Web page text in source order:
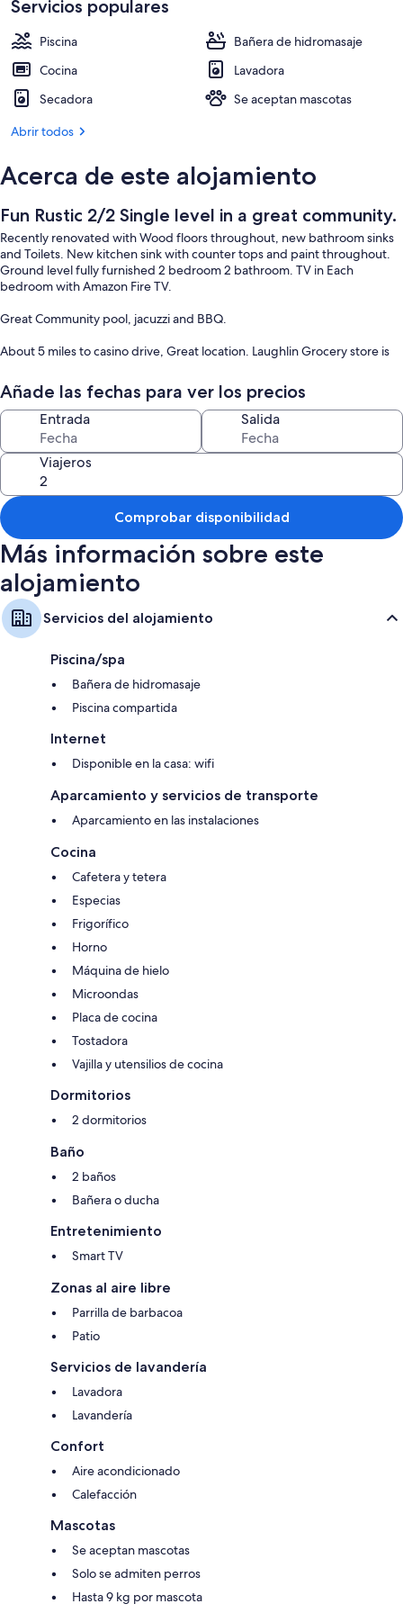
Servicios populares
Piscina
Bañera de hidromasaje
Cocina
Lavadora
Secadora
Se aceptan mascotas
Abrir todos
Acerca de este alojamiento
Fun Rustic 2/2 Single level in a great community.
Recently renovated with Wood floors throughout, new bathroom sinks
and Toilets. New kitchen sink with counter tops and paint throughout.
Ground level fully furnished 2 bedroom 2 bathroom. TV in Each
bedroom with Amazon Fire TV.
Great Community pool, jacuzzi and BBQ.
About 5 miles to casino drive, Great location. Laughlin Grocery store is
Things to do....
Lake Mojave
Golf
Miniature golf
Zip lining
Las Vegas - 1:30hrs
Grand Canyon -3:20hrs
Zion National Park - 4hrs
Los Angles/ Newport Beach/ Huntington Beach California-4hrs
And many other Trail hiking, biking, States and National Parks.
Añade las fechas para ver los precios
Entrada Salida
Viajeros
Comprobar disponibilidad
Más información sobre este
alojamiento
Servicios del alojamiento
Piscina/spa
Bañera de hidromasaje
Piscina compartida
Internet
Disponible en la casa: wifi
Aparcamiento y servicios de transporte
Aparcamiento en las instalaciones
Cocina
Cafetera y tetera
Especias
Frigorífico
Horno
Máquina de hielo
Microondas
Placa de cocina
Tostadora
Vajilla y utensilios de cocina
Dormitorios
2 dormitorios
Baño
2 baños
Bañera o ducha
Entretenimiento
Smart TV
Zonas al aire libre
Parrilla de barbacoa
Patio
Servicios de lavandería
Lavadora
Lavandería
Confort
Aire acondicionado
Calefacción
Mascotas
Se aceptan mascotas
Solo se admiten perros
Hasta 9 kg por mascota